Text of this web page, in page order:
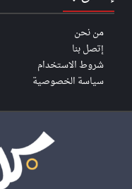
من نحن
إتصل بنا
شروط الاستخدام
سياسة الخصوصية